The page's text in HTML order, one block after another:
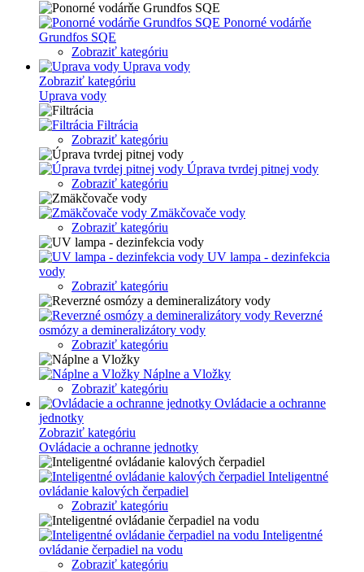
Ponorné vodárňe
Grundfos SQE
Zobraziť kategóriu
Uprava vody
Zobraziť kategóriu
Uprava vody
Filtrácia
Zobraziť kategóriu
Úprava tvrdej pitnej vody
Zobraziť kategóriu
Zmäkčovače vody
Zobraziť kategóriu
UV lampa - dezinfekcia
vody
Zobraziť kategóriu
Reverzné
osmózy a demineralizátory vody
Zobraziť kategóriu
Náplne a Vložky
Zobraziť kategóriu
Ovládacie a ochranne
jednotky
Zobraziť kategóriu
Ovládacie a ochranne jednotky
Inteligentné
ovládanie kalových čerpadiel
Zobraziť kategóriu
Inteligentné
ovládanie čerpadiel na vodu
Zobraziť kategóriu